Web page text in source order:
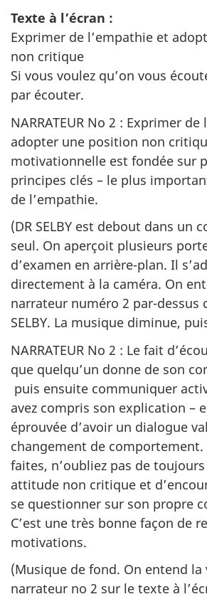
Texte à l’écran :
Exprimer de l’empathie et
non critique
Si vous voulez qu’on vous
par écouter.
NARRATEUR No 2 : Exprimer
adopter une position non
motivationnelle est fondée sur
principes clés – le plus
de l’empathie.
(DR SELBY est debout dans un
seul. On aperçoit plusieurs
d’examen en arrière-plan. Il
directement à la caméra. On
narrateur numéro 2 par-dessus
SELBY. La musique diminue,
NARRATEUR No 2 : Le fait
que quelqu’un donne de son
puis ensuite communiquer
avez compris son explication –
éprouvée d’avoir un dialogue
changement de comportement.
faites, n’oubliez pas de
attitude non critique et
se questionner sur son propre
C’est une très bonne façon de
motivations.
(Musique de fond. On entend la
narrateur no 2 sur le texte à